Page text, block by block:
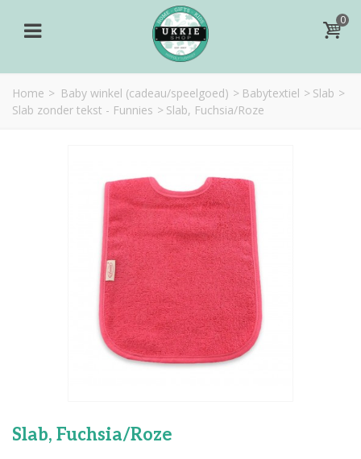
0
Home > Baby winkel (cadeau/speelgoed) > Babytextiel > Slab >
Slab zonder tekst - Funnies > Slab, Fuchsia/Roze
Slab, Fuchsia/Roze